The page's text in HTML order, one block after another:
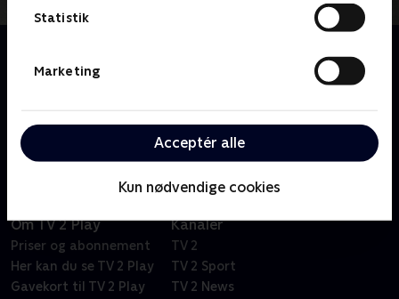
Statistik
Marketing
Acceptér alle
Kun nødvendige cookies
Den 20. oktober 2023 lægger en stormflod
for at få genopbygget og genåbnet røgeriet.
Om TV 2 Play
Priser og abonnement
Her kan du se TV 2 Play
Gavekort til TV 2 Play
Kanaler
TV 2
TV 2 Sport
TV 2 News